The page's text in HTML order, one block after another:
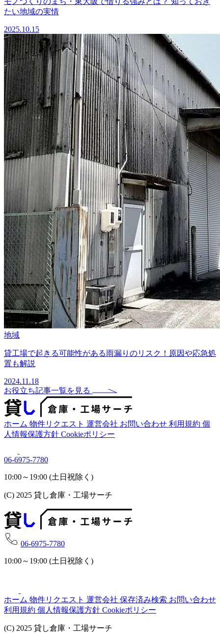
たい地域の実情
2025.10.15
地域
貸工場で起きる可能性がある雨漏りのリスク！原因や応急処
置も解説
2024.11.18
お役立ち記事一覧を見る
ホーム 物件リクエスト 運営会社 お問い合わせ 利用規約 個
人情報保護方針 Cookieポリシー
06-6975-7780
10:00～19:00 (土日祝除く)
(C) 2025 貸し倉庫・工場サーチ
06-6975-7780
10:00～19:00 (土日祝除く)
ホーム 物件リクエスト 運営会社 保存済み検索 お問い合わせ
利用規約 個人情報保護方針 Cookieポリシー
(C) 2025 貸し倉庫・工場サーチ